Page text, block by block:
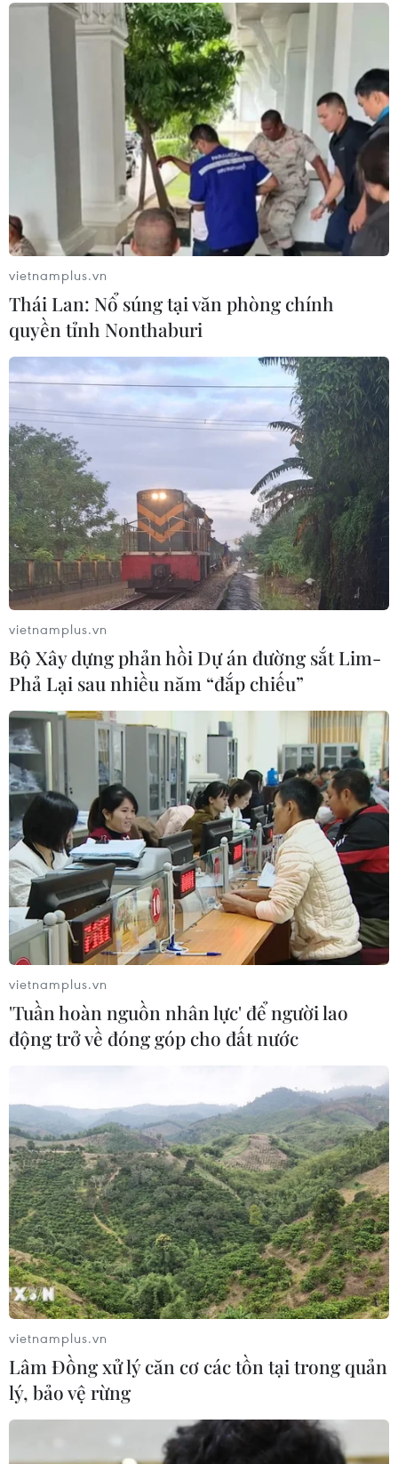
TIN CÙNG CHUYÊN MỤC
Vietnam Airlines đã chuyên chở 7,5
triệu khách đường bay Việt Nam-
vietnamplus.vn
Thái Lan: Nổ súng tại văn phòng chính
quyền tỉnh Nonthaburi
vietnamplus.vn
Bộ Xây dựng phản hồi Dự án đường sắt Lim-
Phả Lại sau nhiều năm “đắp chiếu”
vietnamplus.vn
'Tuần hoàn nguồn nhân lực' để người lao
động trở về đóng góp cho đất nước
vietnamplus.vn
Lâm Đồng xử lý căn cơ các tồn tại trong quản
lý, bảo vệ rừng